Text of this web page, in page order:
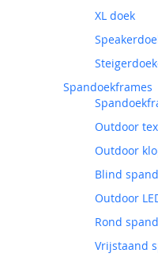
XL doek
Spandoekframes
Outdoor
Outdoor
Blind
Outdoor
Rond
Vrijstaand